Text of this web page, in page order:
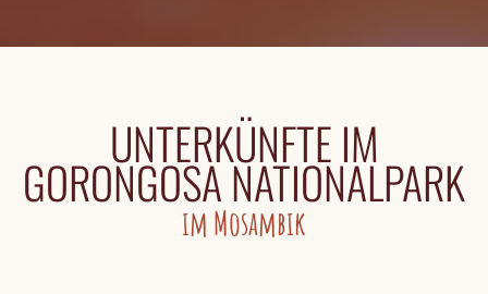
UNTERKÜNFTE IM
GORONGOSA NATIONALPARK
im Mosambik